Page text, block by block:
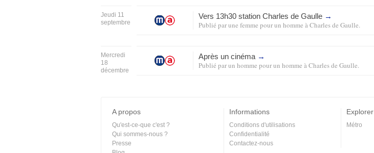
Jeudi 11
septembre
Vers 13h30 station Charles de Gaulle →
Publié parune femme pour un homme àCharles de Gaulle.
Mercredi
18
décembre
Après un cinéma →
Publié parun homme pour un homme àCharles de Gaulle.
A propos
Qu'est-ce-que c'est ?
Qui sommes-nous ?
Presse
Informations
Conditions d'utilisations
Confidentialité
Contactez-nous
Explorer
Métro